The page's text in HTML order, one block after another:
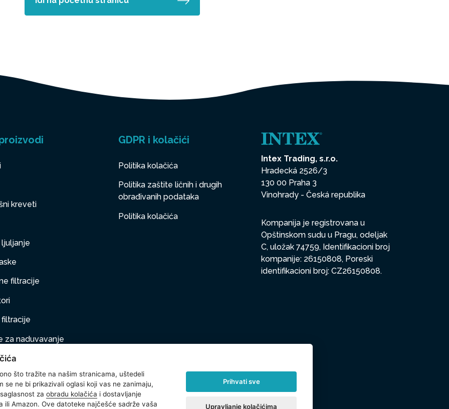
kreveti
filtracije
za naduvavanje
na naduvavanje
oprema
GDPR i kolačići
Politika kolačića
Politika zaštite ličnih i drugih
obrađivanih podataka
Politika kolačića
Intex Trading, s.r.o.
Hradecká 2526/3
130 00 Praha 3
Vinohrady - Česká republika
Kompanija je registrovana u
Opštinskom sudu u Pragu, odeljak
C, uložak 74759, Identifikacioni broj
kompanije: 26150808, Poreski
identifikacioni broj: CZ26150808.
što tražite na našim stranicama, uštedeli
se ne bi prikazivali oglasi koji vas ne zanimaju,
za obradu kolačića i dostavljanje
ili Amazon. Ove datoteke najčešće sadrže vaša
Prihvati sve
Upravljanje kolačićima